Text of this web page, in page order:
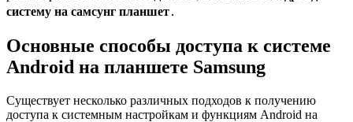
систему на самсунг планшет․
Основные способы доступа к системе
Android на планшете Samsung
Существует несколько различных подходов к получению
доступа к системным настройкам и функциям Android на